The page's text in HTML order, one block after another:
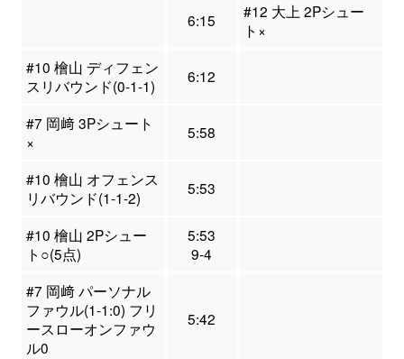
6:15
#12 大上 2Pシュー
ト×
#10 檜山 ディフェン
スリバウンド(0-1-1)
6:12
#7 岡﨑 3Pシュート
×
5:58
#10 檜山 オフェンス
リバウンド(1-1-2)
5:53
#10 檜山 2Pシュー
ト○(5点)
5:53
9-4
#7 岡﨑 パーソナル
ファウル(1-1:0) フリ
ースローオンファウ
ル0
5:42